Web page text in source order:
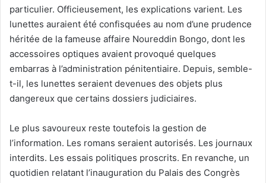
particulier. Officieusement, les explications varient. Les
lunettes auraient été confisquées au nom d’une prudence
héritée de la fameuse affaire Noureddin Bongo, dont les
accessoires optiques avaient provoqué quelques
embarras à l’administration pénitentiaire. Depuis, semble-
t-il, les lunettes seraient devenues des objets plus
dangereux que certains dossiers judiciaires.
Le plus savoureux reste toutefois la gestion de
l’information. Les romans seraient autorisés. Les journaux
interdits. Les essais politiques proscrits. En revanche, un
quotidien relatant l’inauguration du Palais des Congrès